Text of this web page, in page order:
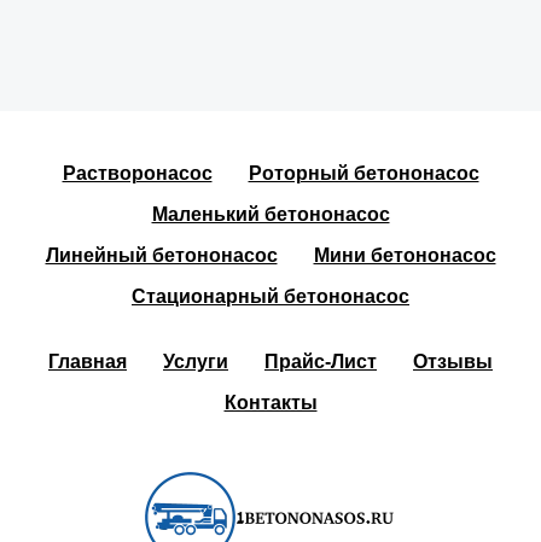
Растворонасос
Роторный бетононасос
Маленький бетононасос
Линейный бетононасос
Мини бетононасос
Стационарный бетононасос
Главная Услуги Прайс-Лист
Отзывы
Контакты